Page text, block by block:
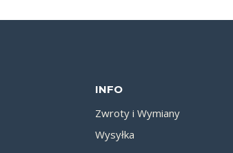
INFO
Zwroty i Wymiany
Wysyłka